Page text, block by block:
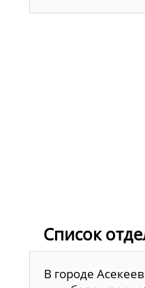
Список
В городе